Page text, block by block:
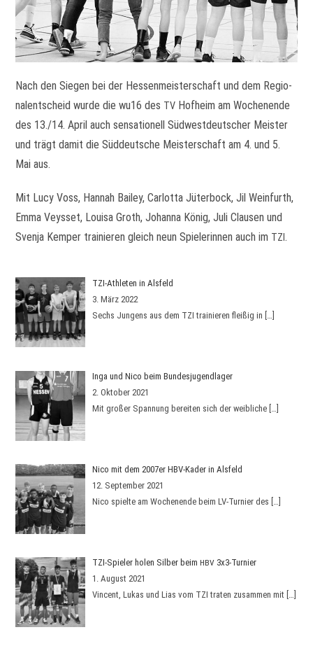
Nach den Sie­gen bei der Hes­sen­meis­ter­schaft und dem Regio­
nal­ent­scheid wurde die wu16 des TV Hof­heim am Wochen­ende
des 13./14. April auch sen­sa­tio­nell Süd­west­deut­scher Meis­ter
und trägt damit die Süd­deut­sche Meis­ter­schaft am 4. und 5.
Mai aus.
Mit Lucy Voss, Han­nah Bai­ley, Car­lotta Jüter­bock, Jil Wein­furth,
Emma Veys­set, Louisa Groth, Johanna König, Juli Clau­sen und
Svenja Kem­per trai­nie­ren gleich neun Spie­le­rin­nen auch im TZI.
TZI-Athleten in Alsfeld
3. März 2022
Sechs Jun­gens aus dem TZI trai­nie­ren flei­ßig in […]
Inga und Nico beim Bundesjugendlager
2. Oktober 2021
Mit gro­ßer Span­nung berei­ten sich der weib­li­che […]
Nico mit dem 2007er HBV-Kader in Alsfeld
12. September 2021
Nico spielte am Wochen­ende beim LV-Tur­nier des
TZI-Spieler holen Silber beim HBV 3x3-Turnier
1. August 2021
Vin­cent, Lukas und Lias vom TZI tra­ten zusam­men mit